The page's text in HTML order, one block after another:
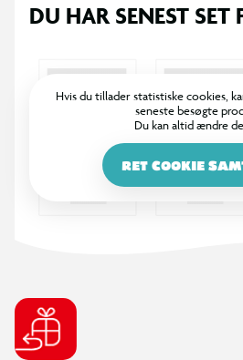
DU HAR SENEST SET
Hvis du tillader statistiske cookies,
seneste besøgte
Du kan altid ændre
RET COOKIE